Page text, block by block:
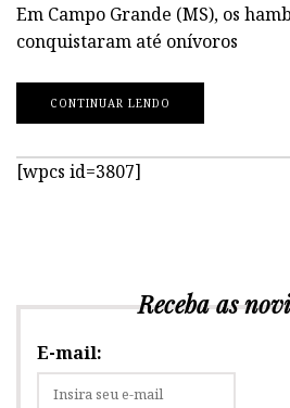
Em Campo Grande (MS), os
conquistaram até onívoros
CONTINUAR LENDO
[wpcs id=3807]
Receba as
E-mail: